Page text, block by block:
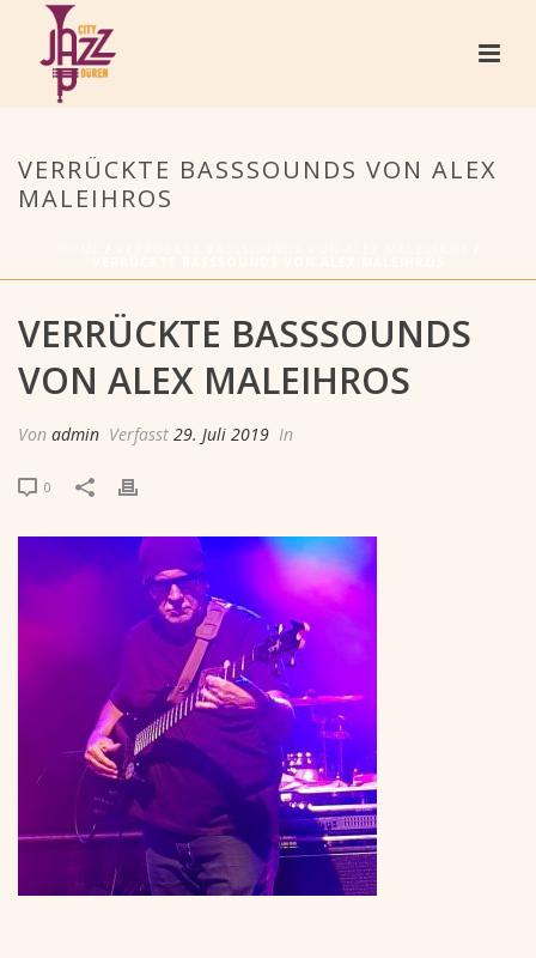
VERRÜCKTE BASSSOUNDS VON ALEX
MALEIHROS
VERRÜCKTE BASSSOUNDS
VON ALEX MALEIHROS
Von admin Verfasst 29. Juli 2019 In
0